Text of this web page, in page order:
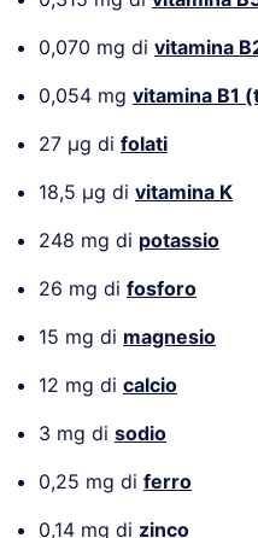
0,070 mg di vitamina
0,054 mg vitamina B1
27 µg di folati
18,5 µg di vitamina K
248 mg di potassio
26 mg di fosforo
15 mg di magnesio
12 mg di calcio
3 mg di sodio
0,25 mg di ferro
0,14 mg di zinco